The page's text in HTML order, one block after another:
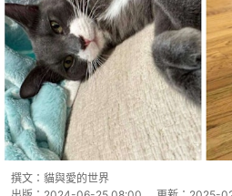
撰文： 貓與愛的世界